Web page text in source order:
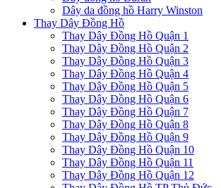
Dây da đồng hồ Harry Winston
Thay Dây Đồng Hồ
Thay Dây Đồng Hồ Quận 1
Thay Dây Đồng Hồ Quận 2
Thay Dây Đồng Hồ Quận 3
Thay Dây Đồng Hồ Quận 4
Thay Dây Đồng Hồ Quận 5
Thay Dây Đồng Hồ Quận 6
Thay Dây Đồng Hồ Quận 7
Thay Dây Đồng Hồ Quận 8
Thay Dây Đồng Hồ Quận 9
Thay Dây Đồng Hồ Quận 10
Thay Dây Đồng Hồ Quận 11
Thay Dây Đồng Hồ Quận 12